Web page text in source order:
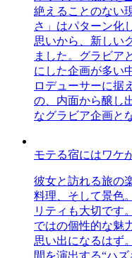
絶えることのない
さ」はパターン化
思いから、新しい
ました。グラビア
にした企画が多い
ロデューサーに据
の、内面から醸し
なグラビア企画と
モテる宿にはワケ
彼女と訪れる旅の
料理、そして景色
リティも大切です
ではの個性的な魅
思い出になるはず